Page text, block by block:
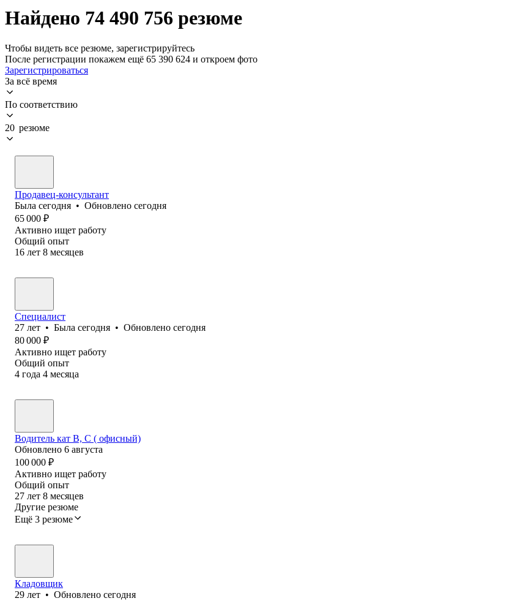
Найдено 74 490 756 резюме
Чтобы видеть все резюме, зарегистрируйтесь
После регистрации покажем ещё 65 390 624 и откроем фото
Зарегистрироваться
За всё время
По соответствию
20 резюме
Продавец-консультант
Была сегодня • Обновлено сегодня
65 000 ₽
Активно ищет работу
Общий опыт
16 лет 8 месяцев
Специалист
27 лет • Была сегодня • Обновлено сегодня
80 000 ₽
Активно ищет работу
Общий опыт
4 года 4 месяца
Водитель кат В, С ( офисный)
Обновлено 6 августа
100 000 ₽
Активно ищет работу
Общий опыт
27 лет 8 месяцев
Другие резюме
Ещё 3 резюме
Кладовщик
29 лет • Обновлено сегодня